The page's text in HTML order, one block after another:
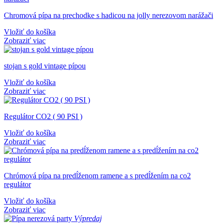
Chromová pípa na prechodke s hadicou na jolly nerezovom narážači
Vložiť do košíka
Zobraziť viac
stojan s gold vintage pípou
Vložiť do košíka
Zobraziť viac
Regulátor CO2 ( 90 PSI )
Vložiť do košíka
Zobraziť viac
Chrómová pípa na predĺženom ramene a s predĺžením na co2
regulátor
Vložiť do košíka
Zobraziť viac
Výpredaj